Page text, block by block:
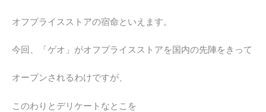
オフプライスストアの宿命といえます。
今回、「ゲオ」がオフプライスストアを国内の先陣をきって
オープンされるわけですが、
このわりとデリケートなとこを